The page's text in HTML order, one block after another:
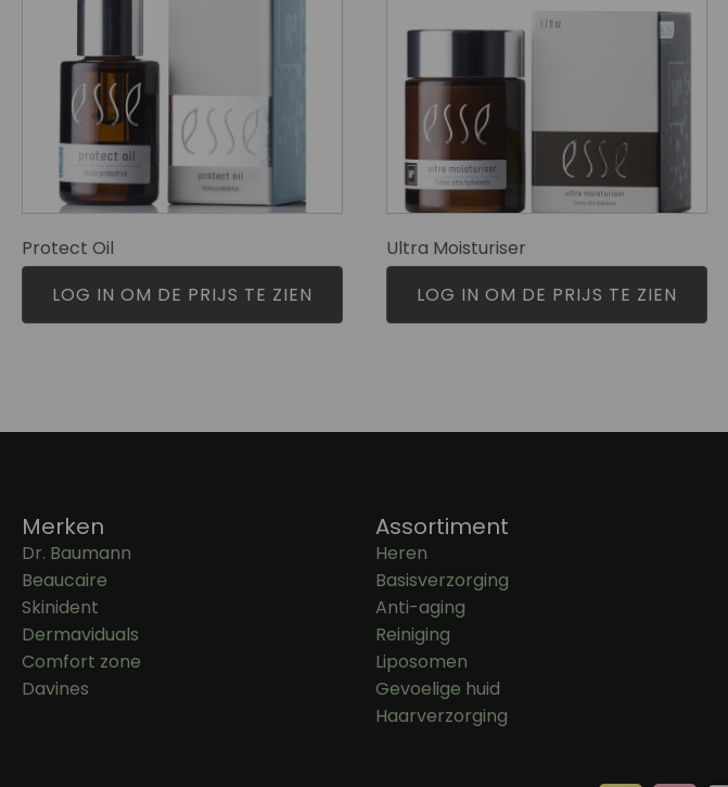
Protect Oil
LOG IN OM DE PRIJS TE ZIEN
Ultra Moisturiser
LOG IN OM DE PRIJS TE ZIEN
Merken
Dr. Baumann
Beaucaire
Skinident
Dermaviduals
Comfort zone
Davines
Assortiment
Heren
Basisverzorging
Anti-aging
Reiniging
Liposomen
Gevoelige huid
Haarverzorging